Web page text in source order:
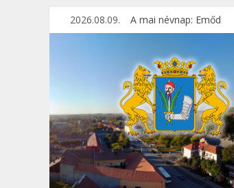
2026.08.09. A mai névnap: Emőd